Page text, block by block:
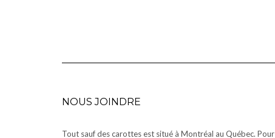
NOUS JOINDRE
Tout sauf des carottes est situé à Montréal au Québec. Pour